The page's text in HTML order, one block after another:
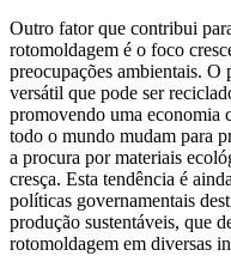
Outro fator que contribui
rotomoldagem é o foco
preocupações ambientais. O
versátil que pode ser
promovendo uma economia
todo o mundo mudam para
a procura por materiais
cresça. Esta tendência é
políticas governamentais
produção sustentáveis, que
rotomoldagem em diversas